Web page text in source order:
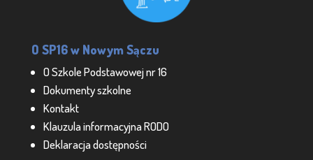
O SP16 w Nowym Sączu
O Szkole Podstawowej nr 16
Dokumenty szkolne
Kontakt
Klauzula informacyjna RODO
Deklaracja dostępności